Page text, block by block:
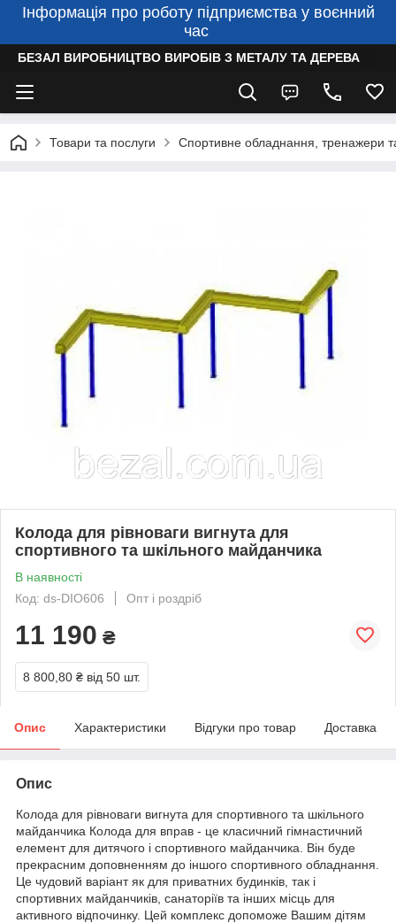
Інформація про роботу підприємства у воєнний
час
БЕЗАЛ ВИРОБНИЦТВО ВИРОБІВ З МЕТАЛУ ТА ДЕРЕВА
Товари та послуги Спортивне обладнання, тренажери
Колода для рівноваги вигнута для
спортивного та шкільного майданчика
В наявності
Код: ds-DIO606
Опт і роздріб
11 190 ₴
8 800,80 ₴ від 50 шт.
Опис Характеристики Відгуки про товар Доставка
Опис
Колода для рівноваги вигнута для спортивного та шкільного
майданчика Колода для вправ - це класичний гімнастичний
елемент для дитячого і спортивного майданчика. Він буде
прекрасним доповненням до іншого спортивного обладнання.
Це чудовий варіант як для приватних будинків, так і
спортивних майданчиків, санаторіїв та інших місць для
активного відпочинку. Цей комплекс допоможе Вашим дітям